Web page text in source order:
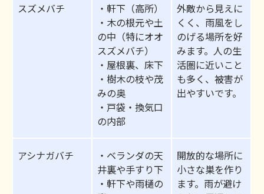
スズメバチ
・軒下（高所）
・木の根元や土
の中（特にオオ
スズメバチ）
・屋根裏、床下
・樹木の枝や茂
みの奥
・戸袋・換気口
の内部
外敵から見えに
くく、雨風をし
のげる場所を好
みます。人の生
活圏に近いこと
も多く、被害が
出やすいです。
アシナガバチ
・ベランダの天
井裏や手すり下
・軒下や雨樋の
開放的な場所に
小さな巣を作り
ます。雨が避け